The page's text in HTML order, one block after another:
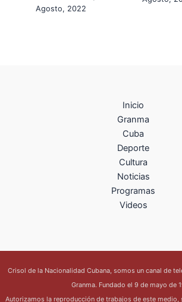
Agosto, 2022
Inicio
Granma
Cuba
Deporte
Cultura
Noticias
Programas
Videos
Crisol de la Nacionalidad Cubana, somos un canal de
Granma. Fundado el 9 de mayo de
Autorizamos la reproducción de trabajos de este medio,